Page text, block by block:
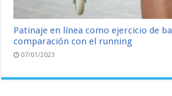
Patinaje en línea como ejercicio de
comparación con el running
07/01/2023